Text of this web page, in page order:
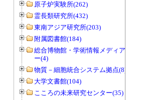
原子炉実験所(262)
霊長類研究所(432)
東南アジア研究所(203)
附属図書館(184)
総合博物館・学術情報メディアセンタ
ー(4)
物質－細胞統合システム拠点(8)
大学文書館(104)
こころの未来研究センター(35)